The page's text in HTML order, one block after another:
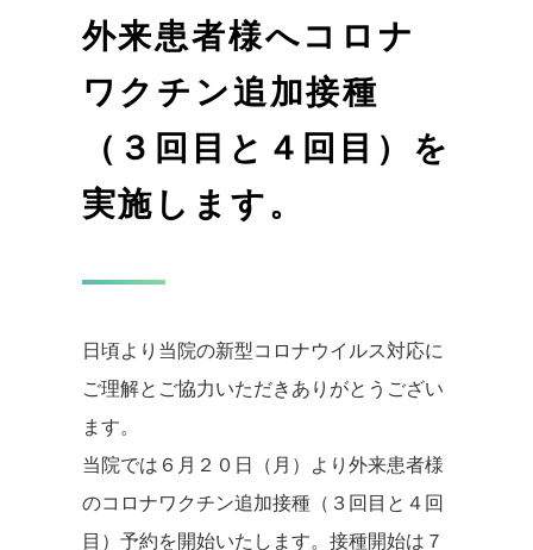
外来患者様へコロナ
ワクチン追加接種
（３回目と４回目）を
実施します。
日頃より当院の新型コロナウイルス対応に
ご理解とご協力いただきありがとうござい
ます。
当院では６月２０日（月）より外来患者様
のコロナワクチン追加接種（３回目と４回
目）予約を開始いたします。接種開始は７